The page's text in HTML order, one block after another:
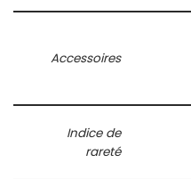
Accessoires
Indice de
rareté